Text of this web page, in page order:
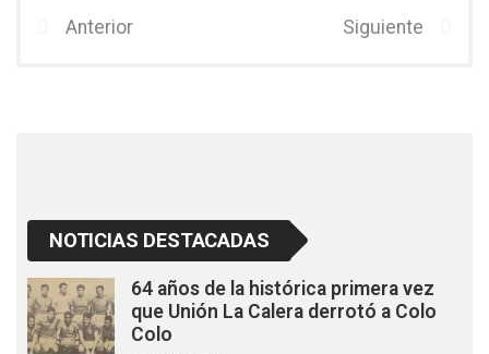
b
er
Anterior Siguiente
NOTICIAS DESTACADAS
64 años de la histórica primera vez
que Unión La Calera derrotó a Colo
Colo